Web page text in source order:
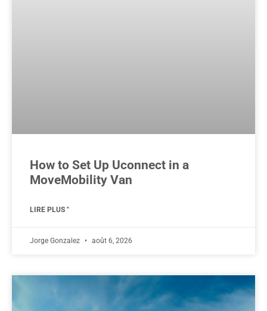
How to Set Up Uconnect in a
MoveMobility Van
LIRE PLUS "
Jorge Gonzalez août 6, 2026